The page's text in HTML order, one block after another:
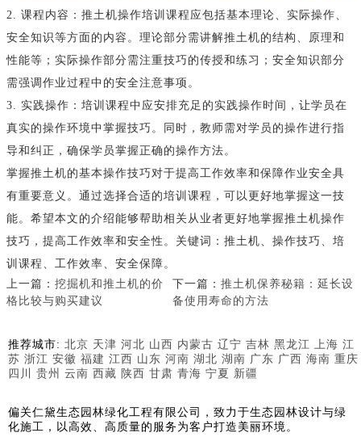
2. 课程内容：推土机操作培训课程应包括基本理论、实际操作、
安全知识等方面的内容。理论部分需讲解推土机的结构、原理和
性能等；实际操作部分需注重技巧的传授和练习；安全知识部分
需强调作业过程中的安全注意事项。
3. 实践操作：培训课程中应安排充足的实践操作时间，让学员在
真实的操作环境中掌握技巧。同时，教师需对学员的操作进行指
导和纠正，确保学员掌握正确的操作方法。
掌握推土机的基本操作技巧对于提高工作效率和保障作业安全具
有重要意义。通过选择合适的培训课程，可以更好地掌握这一技
能。希望本文的介绍能够帮助相关从业者更好地掌握推土机操作
技巧，提高工作效率和安全性。关键词：推土机、操作技巧、培
训课程、工作效率、安全保障。
上一篇： 挖掘机和推土机的价
格比较与购买建议
下一篇： 推土机保养秘籍：延长设
备使用寿命的方法
推荐城市: 北京 天津 河北 山西 内蒙古 辽宁 吉林 黑龙江 上海 江
苏 浙江 安徽 福建 江西 山东 河南 湖北 湖南 广东 广西 海南 重庆
四川
贵州 云南 西藏 陕西 甘肃 青海 宁夏 新疆
偏关仁黛生态园林绿化工程有限公司，致力于生态园林设计与绿
化施工，以高效、高质量的服务为客户打造美丽环境。